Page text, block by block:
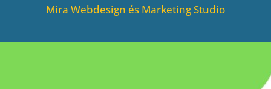
Mira Webdesign és Marketing Studio